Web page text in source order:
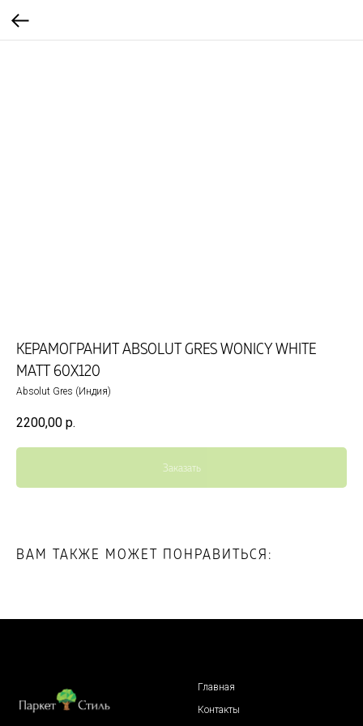
КЕРАМОГРАНИТ ABSOLUT GRES WONICY WHITE
MATT 60X120
Absolut Gres (Индия)
2200,00 р.
Заказать
ВАМ ТАКЖЕ МОЖЕТ ПОНРАВИТЬСЯ:
Главная
Контакты